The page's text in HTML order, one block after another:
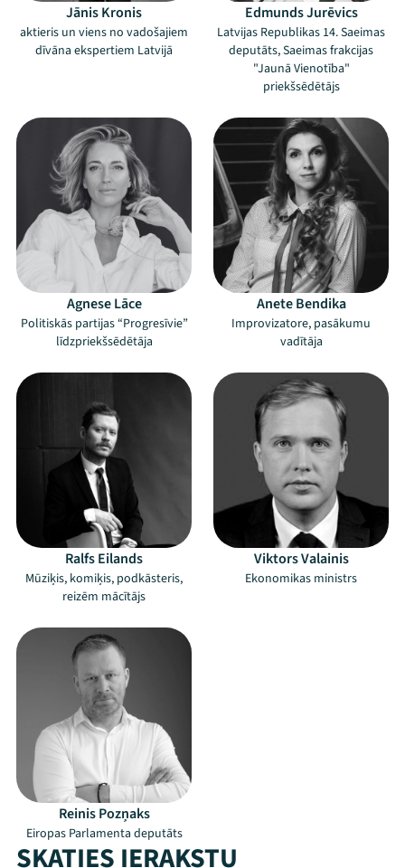
Mana programma
Programma
Jānis Kronis
aktieris un viens no vadošajiem
dīvāna ekspertiem Latvijā
Edmunds Jurēvics
Latvijas Republikas 14. Saeimas
deputāts, Saeimas frakcijas
"Jaunā Vienotība"
priekšsēdētājs
Agnese Lāce
Politiskās partijas “Progresīvie”
līdzpriekšsēdētāja
Anete Bendika
Improvizatore, pasākumu
vadītāja
Ralfs Eilands
Mūziķis, komiķis, podkāsteris,
reizēm mācītājs
Viktors Valainis
Ekonomikas ministrs
Reinis Pozņaks
Eiropas Parlamenta deputāts
SKATIES IERAKSTU